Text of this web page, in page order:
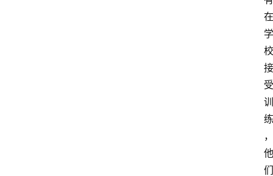
在
学
校
接
受
训
练
，
他
们